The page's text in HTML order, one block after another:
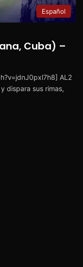
Español
Cuba) –
AL2
dispara sus rimas,